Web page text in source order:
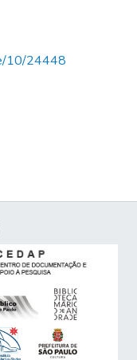
10/24448